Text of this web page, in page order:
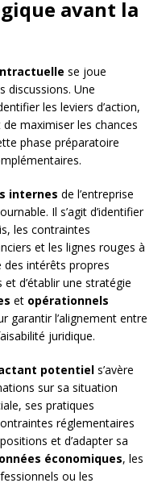
avant la
se joue
discussions. Une
les leviers d’action,
maximiser les chances
phase préparatoire
internes de l’entreprise
Il s’agit d’identifier
les contraintes
et les lignes rouges à
des intérêts propres
d’établir une stratégie
et opérationnels
garantir l’alignement entre
juridique.
potentiel s’avère
sur sa situation
ses pratiques
réglementaires
et d’adapter sa
économiques, les
ou les